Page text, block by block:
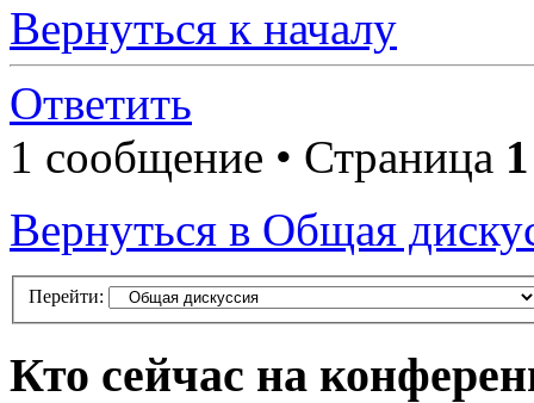
Вернуться к началу
Ответить
1 сообщение • Страница 1
Вернуться в Общая
Перейти:
Кто сейчас на